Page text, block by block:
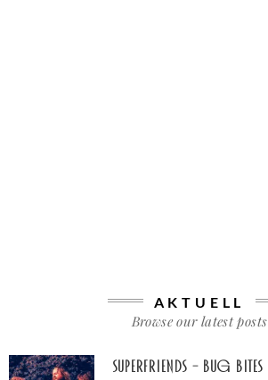
AKTUELL
Browse our latest posts
Superfriends – Bug Bites